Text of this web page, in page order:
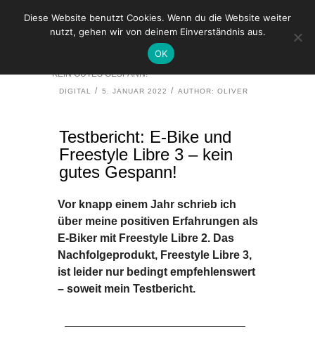
TESTBERICHT: E-BIKE UND FREESTYLE LIBRE 3 –
KEIN GUTES GESPANN!
DIGITAL 5. JANUAR 2022 AUTHOR: OLIVER
Testbericht: E-Bike und
Freestyle Libre 3 – kein
gutes Gespann!
Vor knapp einem Jahr schrieb ich
über meine positiven Erfahrungen als
E-Biker mit Freestyle Libre 2. Das
Nachfolgeprodukt, Freestyle Libre 3,
ist leider nur bedingt empfehlenswert
– soweit mein Testbericht.
Diese Website benutzt Cookies. Wenn du die Website weiter
nutzt, gehen wir von deinem Einverständnis aus.
OK